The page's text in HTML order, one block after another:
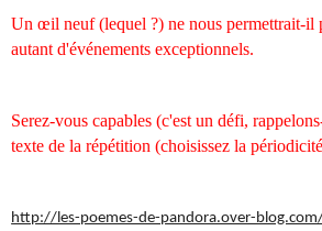
Un œil neuf (lequel ?) ne nous permettrait-il
autant d'événements exceptionnels.
Serez-vous capables (c'est un défi,
texte de la répétition (choisissez la
http://les-poemes-de-pandora.over-